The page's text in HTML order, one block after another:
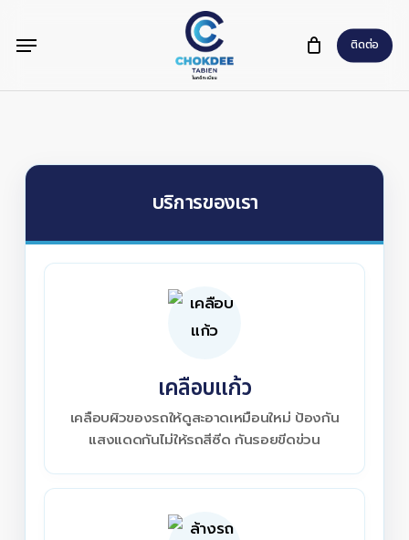
content
ติดต่อ
Menu
บริการของเรา
เคลือบแก้ว
เคลือบผิวของรถให้ดูสะอาดเหมือนใหม่ ป้องกัน
แสงแดดกันไม่ให้รถสีซีด กันรอยขีดข่วน